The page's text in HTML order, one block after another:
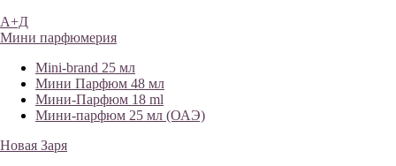
А+Д
Мини парфюмерия
Mini-brand 25 мл
Мини Парфюм 48 мл
Мини-Парфюм 18 ml
Мини-парфюм 25 мл (ОАЭ)
Новая Заря